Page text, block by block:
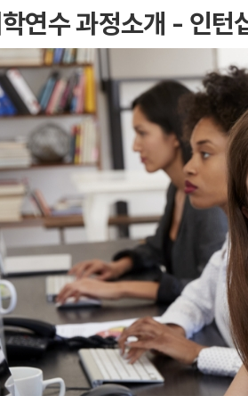
프로그램
합격후기
대학순위
뉴질랜드 유학 안내
대학진학
유학 후 취업/이민
프로그램
대학순위
조기유학/
미국
미국 조기유학 안내
프로그램
교환학생
사립유학
보딩스쿨
관리유학
연수 과정소개 - 인턴